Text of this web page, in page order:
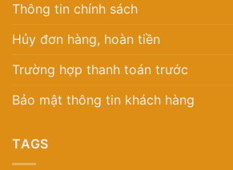
Thông tin chính sách
Hủy đơn hàng, hoàn tiền
Trường hợp thanh toán trước
Bảo mật thông tin khách hàng
TAGS